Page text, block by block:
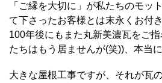
「ご縁を大切に」が私たちのモッ
て下さったお客様とは末永くお付
100年後にもまた丸新美濃瓦をご
たちはもう居ませんが(笑))、本当
大きな屋根工事ですが、それが瓦